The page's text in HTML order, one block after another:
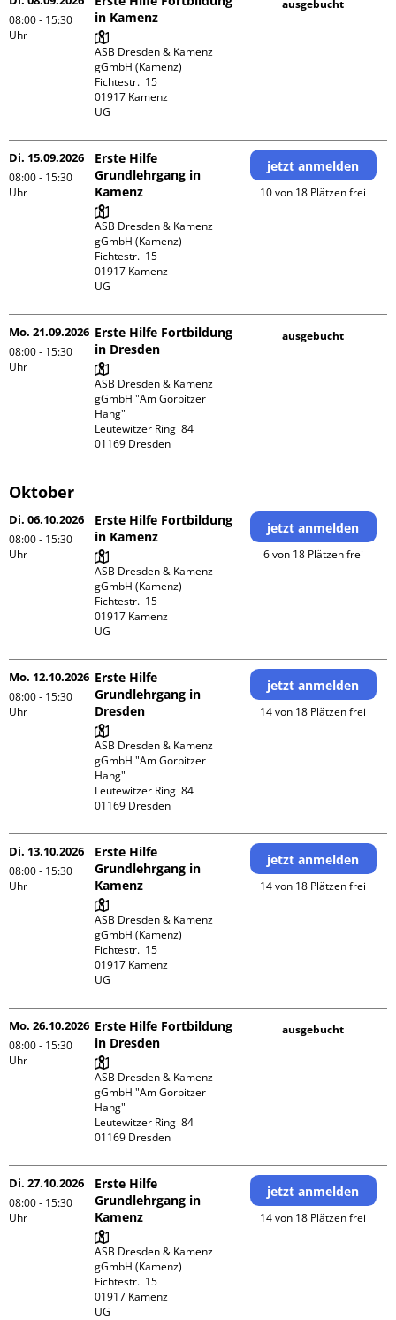
08:00 - 15:30
Uhr
in Kamenz
ASB Dresden & Kamenz
gGmbH (Kamenz)
Fichtestr.  15
01917 Kamenz
UG
ausgebucht
Di. 15.09.2026
08:00 - 15:30
Uhr
Erste Hilfe
Grundlehrgang in
Kamenz
ASB Dresden & Kamenz
gGmbH (Kamenz)
Fichtestr.  15
01917 Kamenz
UG
jetzt anmelden
10 von 18 Plätzen frei
Mo. 21.09.2026
08:00 - 15:30
Uhr
Erste Hilfe Fortbildung
in Dresden
ASB Dresden & Kamenz
gGmbH "Am Gorbitzer
Hang"
Leutewitzer Ring  84
ausgebucht
Oktober
Di. 06.10.2026
08:00 - 15:30
Uhr
Erste Hilfe Fortbildung
in Kamenz
ASB Dresden & Kamenz
gGmbH (Kamenz)
Fichtestr.  15
01917 Kamenz
UG
jetzt anmelden
6 von 18 Plätzen frei
Mo. 12.10.2026
08:00 - 15:30
Uhr
Erste Hilfe
Grundlehrgang in
Dresden
ASB Dresden & Kamenz
gGmbH "Am Gorbitzer
Hang"
Leutewitzer Ring  84
jetzt anmelden
14 von 18 Plätzen frei
Di. 13.10.2026
08:00 - 15:30
Uhr
Erste Hilfe
Grundlehrgang in
Kamenz
ASB Dresden & Kamenz
gGmbH (Kamenz)
Fichtestr.  15
01917 Kamenz
UG
jetzt anmelden
14 von 18 Plätzen frei
Mo. 26.10.2026
08:00 - 15:30
Uhr
Erste Hilfe Fortbildung
in Dresden
ASB Dresden & Kamenz
gGmbH "Am Gorbitzer
Hang"
Leutewitzer Ring  84
ausgebucht
Di. 27.10.2026
08:00 - 15:30
Uhr
Erste Hilfe
Grundlehrgang in
Kamenz
ASB Dresden & Kamenz
gGmbH (Kamenz)
Fichtestr.  15
01917 Kamenz
UG
jetzt anmelden
14 von 18 Plätzen frei